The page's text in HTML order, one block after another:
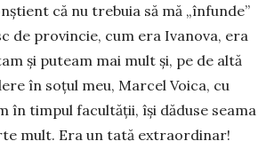
că nu trebuia să mă „înfunde”
de provincie, cum era Ivanova, era
şi puteam mai mult şi, pe de altă
în soţul meu, Marcel Voica, cu
în timpul facultăţii, îşi dăduse seama
mult. Era un tată extraordinar!